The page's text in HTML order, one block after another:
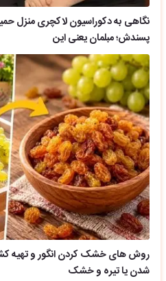
نگاهی به دکوراسیون لاکچری منزل
پسندش؛ مبلمان یعنی این
روش های خشک کردن انگور و تهیه
شدن یا تیره و خشک